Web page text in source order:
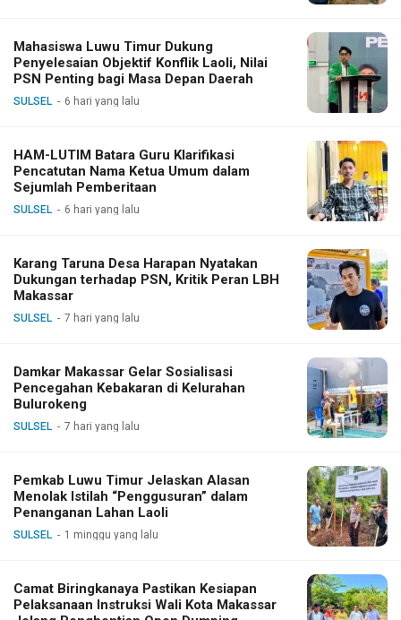
Mahasiswa Luwu Timur Dukung
Penyelesaian Objektif Konflik Laoli, Nilai
PSN Penting bagi Masa Depan Daerah
SULSEL 6 hari yang lalu
HAM-LUTIM Batara Guru Klarifikasi
Pencatutan Nama Ketua Umum dalam
Sejumlah Pemberitaan
SULSEL 6 hari yang lalu
Karang Taruna Desa Harapan Nyatakan
Dukungan terhadap PSN, Kritik Peran LBH
Makassar
SULSEL 7 hari yang lalu
Damkar Makassar Gelar Sosialisasi
Pencegahan Kebakaran di Kelurahan
Bulurokeng
SULSEL 7 hari yang lalu
Pemkab Luwu Timur Jelaskan Alasan
Menolak Istilah “Penggusuran” dalam
Penanganan Lahan Laoli
SULSEL 1 minggu yang lalu
Camat Biringkanaya Pastikan Kesiapan
Pelaksanaan Instruksi Wali Kota Makassar